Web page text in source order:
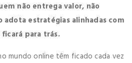
não entrega valor, não
estratégias alinhadas com
para trás.
mundo online têm ficado cada vez